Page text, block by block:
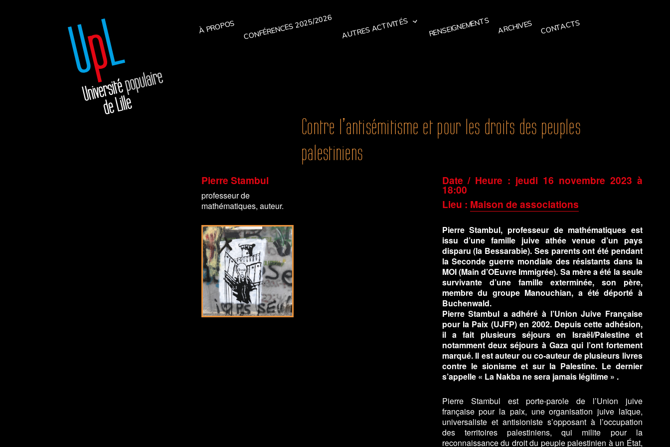
À PROPOS CONFÉRENCES 2025/2026 AUTRES ACTIVITÉS RENSEIGNEMENTS ARCHIVES CONTACTS
Contre l’antisémitisme et pour les droits des peuples
palestiniens
Pierre Stambul
professeur de
mathématiques, auteur.
Date / Heure : jeudi 16 novembre 2023 à
18:00
Lieu : Maison de associations
Pierre Stambul, professeur de mathématiques est
issu d’une famille juive athée venue d’un pays
disparu (la Bessarabie). Ses parents ont été pendant
la Seconde guerre mondiale des résistants dans la
MOI (Main d’OEuvre Immigrée). Sa mère a été la seule
survivante d’une famille exterminée, son père,
membre du groupe Manouchian, a été déporté à
Buchenwald.
Pierre Stambul a adhéré à l’Union Juive Française
pour la Paix (UJFP) en 2002. Depuis cette adhésion,
il a fait plusieurs séjours en Israël/Palestine et
notamment deux séjours à Gaza qui l’ont fortement
marqué. Il est auteur ou co-auteur de plusieurs livres
contre le sionisme et sur la Palestine. Le dernier
s’appelle « La Nakba ne sera jamais légitime » .
Pierre Stambul est porte-parole de l’Union juive
française pour la paix, une organisation juive laïque,
universaliste et antisioniste s’opposant à l’occupation
des territoires palestiniens, qui milite pour la
reconnaissance du droit du peuple palestinien à un État,